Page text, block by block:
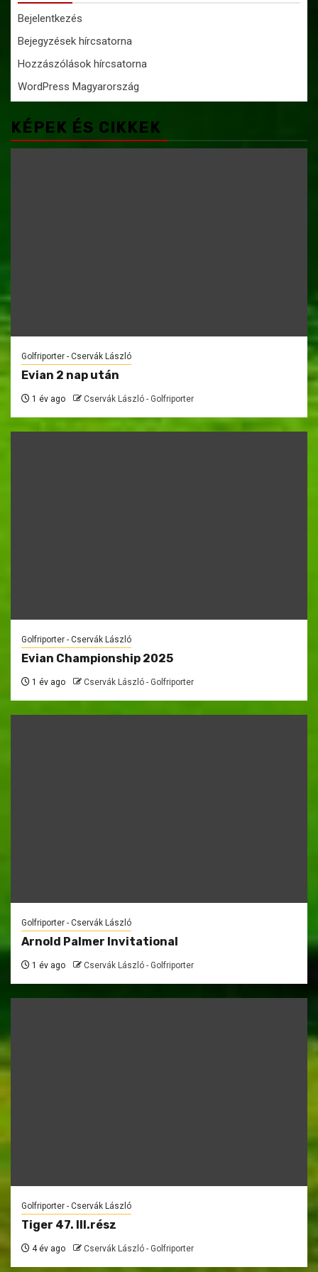
Bejelentkezés
Bejegyzések hírcsatorna
Hozzászólások hírcsatorna
WordPress Magyarország
KÉPEK ÉS CIKKEK
Golfriporter - Cservák László
Evian 2 nap után
1 év ago Cservák László - Golfriporter
Golfriporter - Cservák László
Evian Championship 2025
1 év ago Cservák László - Golfriporter
Golfriporter - Cservák László
Arnold Palmer Invitational
1 év ago Cservák László - Golfriporter
Golfriporter - Cservák László
Tiger 47. III.rész
4 év ago Cservák László - Golfriporter